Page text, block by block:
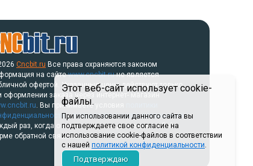
Этот веб-сайт использует cookie-
файлы.
При использовании данного сайта вы
подтверждаете свое согласие на
использование cookie-файлов в соответствии
с нашей политикой конфиденциальности.
Подтверждаю
Cncbit.ru Все права охраняются законом
на сайтеwww.cncbit.ruне является
офертой. Указанные цены действуют только
оформлении заказа через интернет- магазин
. Вы принимаете условия
ипользовательского соглашения
раз, когда оставляете свои данные в любой
обратной связи на сайте.